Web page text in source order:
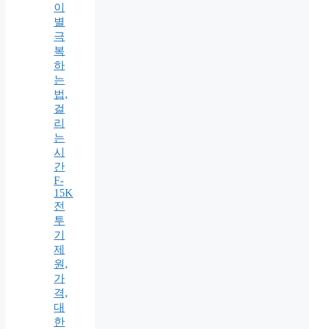
이
별
극
복
하
는
법,
걸
리
는
시
간
F-
15K
전
투
기
제
원,
가
격,
대
한